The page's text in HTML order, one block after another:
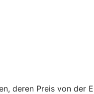
deren Preis von der